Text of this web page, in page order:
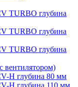
TURBO глубина
TURBO глубина
TURBO глубина
H глубина 80 мм
H глубина 110 мм